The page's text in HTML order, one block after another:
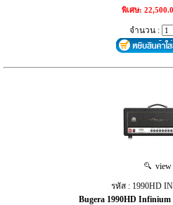
พิเศษ:
จำนวน :
view
รหัส : 1990HD
Bugera 1990HD